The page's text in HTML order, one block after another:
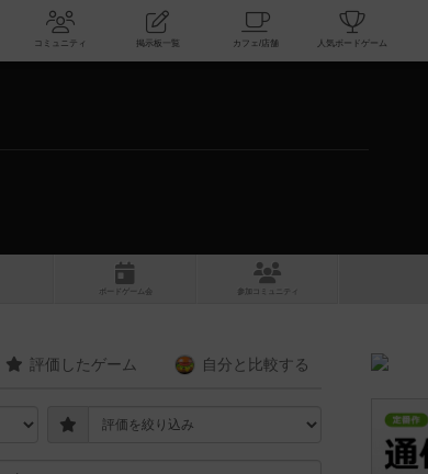
ボードゲーム会 コミュニティ 掲示板一覧 カフェ/店舗
ボ ドゲ ーム コミュニティ
評価したゲーム 自分と 比較する